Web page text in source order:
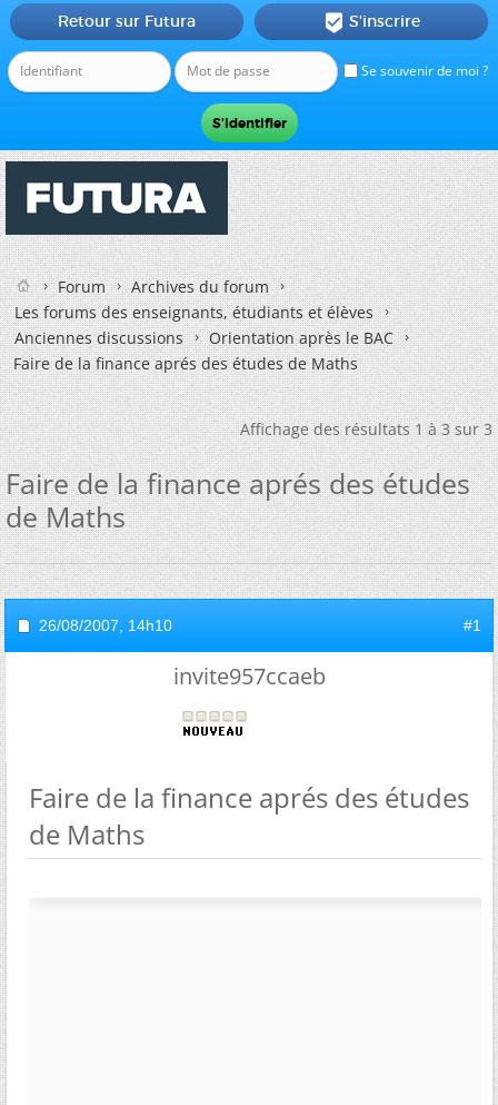
Se souvenir de moi ?
Retour sur Futura  S'inscrire
Forum
Archives du forum
Les forums des enseignants, étudiants et élèves
Anciennes discussions
Orientation après le BAC
Faire de la finance aprés des études de Maths
Affichage des résultats 1 à 3 sur 3
Faire de la finance aprés des études
de Maths
26/08/2007, 14h10 #1
invite957ccaeb
Faire de la finance aprés des études
de Maths